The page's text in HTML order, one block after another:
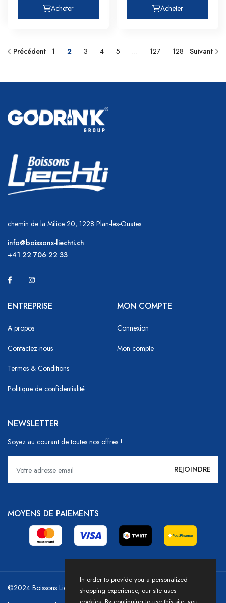
Acheter Acheter
Précédent 1 2 3 4 5 … 127 128 Suivant
chemin de la Milice 20, 1228 Plan-les-Ouates
info@boissons-liechti.ch
+41 22 706 22 33
ENTREPRISE
A propos
Contactez-nous
Termes & Conditions
Politique de confidentialité
MON COMPTE
Connexion
Mon compte
NEWSLETTER
Soyez au courant de toutes nos offres !
MOYENS DE PAIEMENTS
©2024 Boissons Liechti - GoDrink Group / Powered by HICASS
In order to provide you a personalized
shopping experience, our site uses